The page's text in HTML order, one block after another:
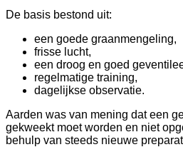
De basis bestond uit:
een goede graanmengeling,
frisse lucht,
een droog en goed
regelmatige training,
dagelijkse observatie.
Aarden was van mening dat een
gekweekt moet worden en niet
behulp van steeds nieuwe